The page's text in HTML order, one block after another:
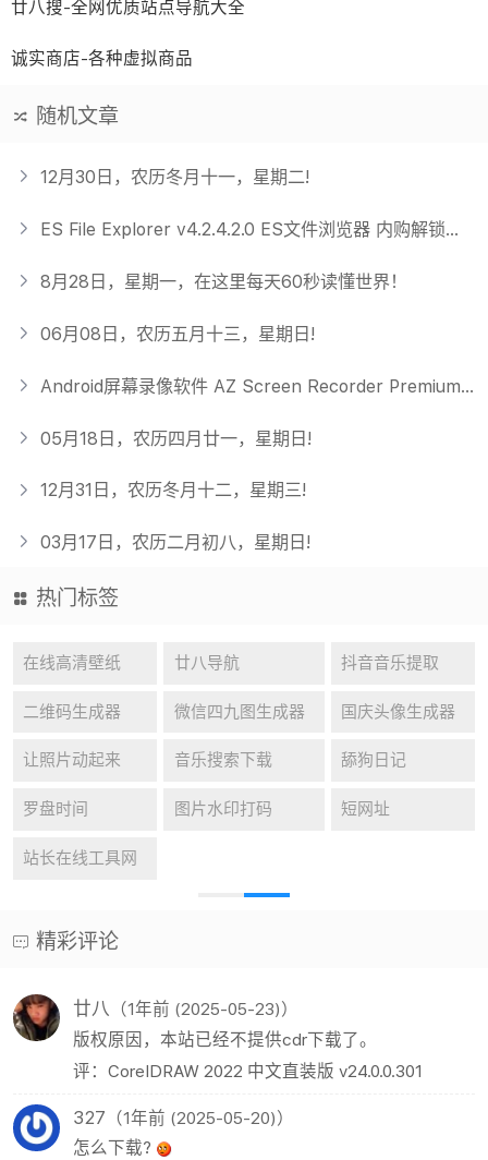
廿八搜-全网优质站点导航大全
诚实商店-各种虚拟商品
随机文章
12月30日，农历冬月十一，星期二!
ES File Explorer v4.2.4.2.0 ES文件浏览器 内购解锁专业版
8月28日，星期一，在这里每天60秒读懂世界！
06月08日，农历五月十三，星期日!
Android屏幕录像软件 AZ Screen Recorder Premium 5.7.1 中文多语免费版
05月18日，农历四月廿一，星期日!
12月31日，农历冬月十二，星期三!
03月17日，农历二月初八，星期日!
热门标签
在线高清壁纸 廿八导航 抖音音乐提取
二维码生成器 微信四九图生成器 国庆头像生成器
让照片动起来 音乐搜索下载 舔狗日记
罗盘时间 图片水印打码 短网址
站长在线工具网
精彩评论
廿八 （1年前 (2025-05-23)）
版权原因，本站已经不提供cdr下载了。
评：CorelDRAW 2022 中文直装版 v24.0.0.301
327 （1年前 (2025-05-20)）
怎么下载?